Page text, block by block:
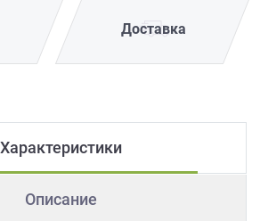
Доставка
Характеристики
Описание